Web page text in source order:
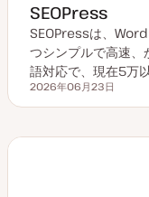
SEOPress
SEOPressは、
つシンプルで高速、
語対応で、現在5万
更新日
2026年06月23日